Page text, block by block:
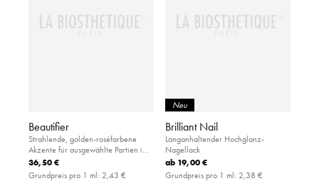
Beautifier
Strahlende, golden-roséfarbene
Akzente für ausgewählte Partien im
Gesicht und am Körper.
36,50 €
Grundpreis pro 1 ml: 2,43 €
Neu
Brilliant Nail
Langanhaltender Hochglanz-
Nagellack
ab 19,00 €
Grundpreis pro 1 ml: 2,38 €